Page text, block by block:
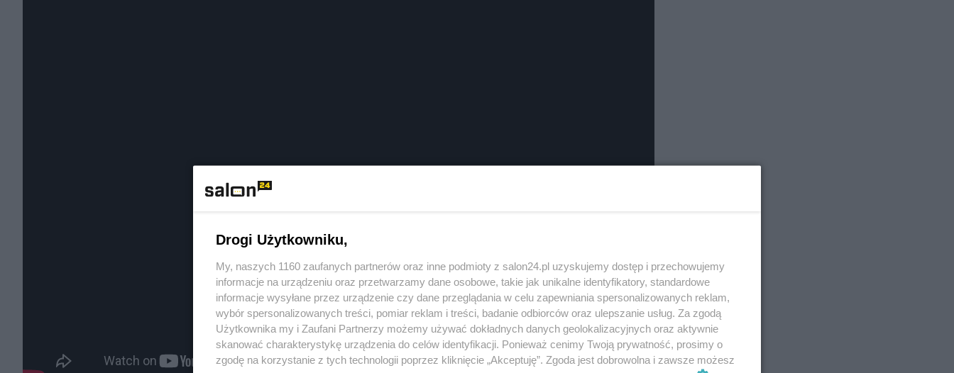
Drogi Użytkowniku,
My, naszych 1160 zaufanych partnerów oraz inne podmioty z salon24.pl uzyskujemy dostęp i przechowujemy
informacje na urządzeniu oraz przetwarzamy dane osobowe, takie jak unikalne identyfikatory, standardowe
informacje wysyłane przez urządzenie czy dane przeglądania w celu zapewniania spersonalizowanych reklam,
wybór spersonalizowanych treści, pomiar reklam i treści, badanie odbiorców oraz ulepszanie usług. Za zgodą
Użytkownika my i Zaufani Partnerzy możemy używać dokładnych danych geolokalizacyjnych oraz aktywnie
skanować charakterystykę urządzenia do celów identyfikacji. Ponieważ cenimy Twoją prywatność, prosimy o
zgodę na korzystanie z tych technologii poprzez kliknięcie „Akceptuję”. Zgoda jest dobrowolna i zawsze możesz